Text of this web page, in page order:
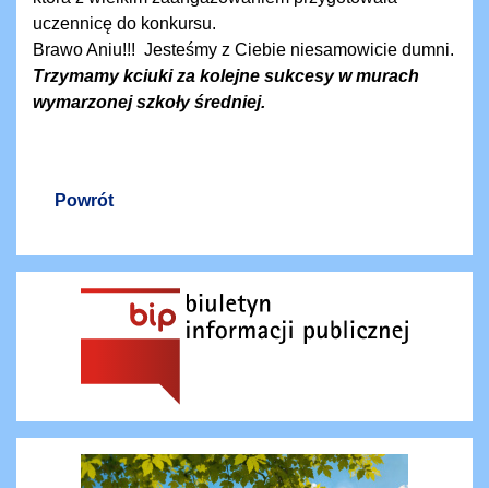
uczennicę do konkursu.
Brawo Aniu!!! Jesteśmy z Ciebie niesamowicie dumni.
Trzymamy kciuki za kolejne sukcesy w murach
wymarzonej szkoły średniej.
Powrót